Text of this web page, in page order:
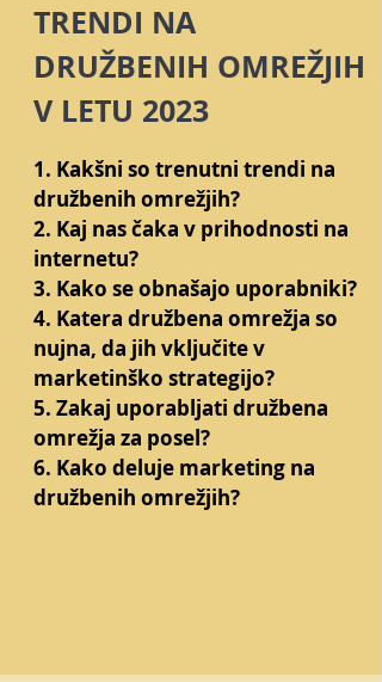
TRENDI NA
DRUŽBENIH OMREŽJIH
V LETU 2023
1. Kakšni so trenutni trendi na
družbenih omrežjih?
2. Kaj nas čaka v prihodnosti na
internetu?
3. Kako se obnašajo uporabniki?
4. Katera družbena omrežja so
nujna, da jih vključite v
marketinško strategijo?
5. Zakaj uporabljati družbena
omrežja za posel?
6. Kako deluje marketing na
družbenih omrežjih?